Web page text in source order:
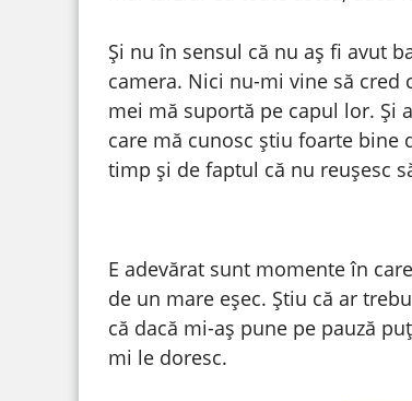
Și nu în sensul că nu aș fi avut
camera. Nici nu-mi vine să cred
mei mă suportă pe capul lor. Și
care mă cunosc știu foarte bine
timp și de faptul că nu reușesc
E adevărat sunt momente în
de un mare eșec. Știu că ar
că dacă mi-aș pune pe pauză
mi le doresc.